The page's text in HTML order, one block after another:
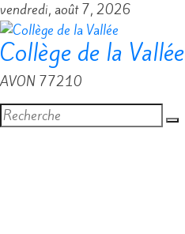
Passer
au
contenu
vendredi, août 7, 2026
Collège de la Vallée
AVON 77210